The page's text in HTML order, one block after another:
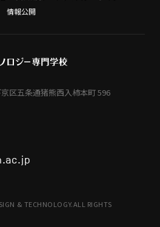
情報公開
区五条通猪熊西入柿本町 596
& TECHNOLOGY.ALL RIGHTS